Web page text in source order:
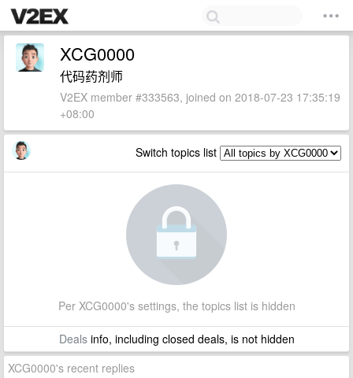
XCG0000
代码药剂师
V2EX member #333563, joined on 2018-07-23 17:35:19
+08:00
Switch topics list
Per XCG0000's settings, the topics list is hidden
Dealsinfo, including closed deals, is not hidden
XCG0000's recent replies